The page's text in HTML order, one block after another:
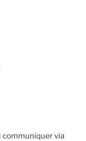
communiquer via